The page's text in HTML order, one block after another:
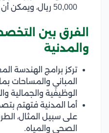
50,000 ريال، ويمكن أن تزيد عن ذلك.
الفرق بين
والمدنية
تركز برامج الهندسة
المباني والمساحات
الوظيفية والجمالية
أما المدنية فتهتم
على سبيل المثال،
الصحي والمياه.